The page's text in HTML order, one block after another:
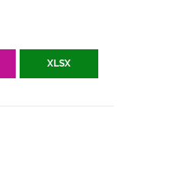
XLSX